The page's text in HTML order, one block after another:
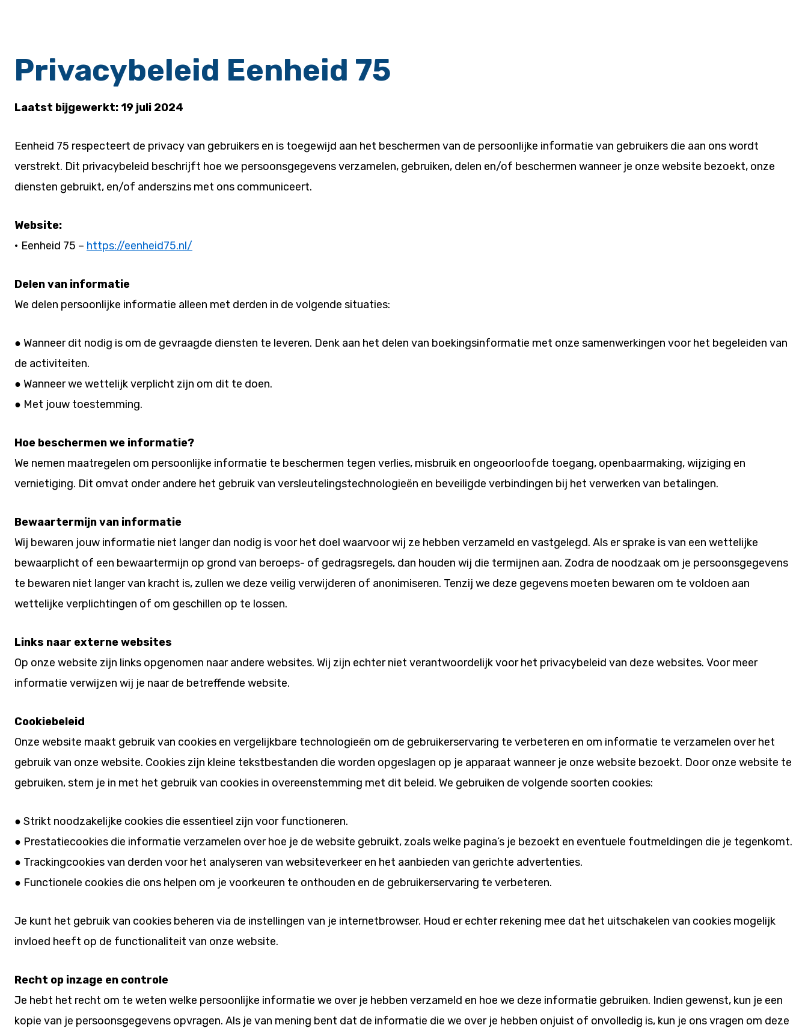
Privacybeleid Eenheid 75
Laatst bijgewerkt: 19 juli 2024
Eenheid 75 respecteert de privacy van gebruikers en is toegewijd aan het beschermen van de persoonlijke informatie van gebruikers die aan ons wordt
verstrekt. Dit privacybeleid beschrijft hoe we persoonsgegevens verzamelen, gebruiken, delen en/of beschermen wanneer je onze website bezoekt, onze
diensten gebruikt, en/of anderszins met ons communiceert.
Website:
• Eenheid 75 – https://eenheid75.nl/
Delen van informatie
We delen persoonlijke informatie alleen met derden in de volgende situaties:
● Wanneer dit nodig is om de gevraagde diensten te leveren. Denk aan het delen van boekingsinformatie met onze samenwerkingen voor het begeleiden van
de activiteiten.
● Wanneer we wettelijk verplicht zijn om dit te doen.
● Met jouw toestemming.
Hoe beschermen we informatie?
We nemen maatregelen om persoonlijke informatie te beschermen tegen verlies, misbruik en ongeoorloofde toegang, openbaarmaking, wijziging en
vernietiging. Dit omvat onder andere het gebruik van versleutelingstechnologieën en beveiligde verbindingen bij het verwerken van betalingen.
Bewaartermijn van informatie
Wij bewaren jouw informatie niet langer dan nodig is voor het doel waarvoor wij ze hebben verzameld en vastgelegd. Als er sprake is van een wettelijke
bewaarplicht of een bewaartermijn op grond van beroeps- of gedragsregels, dan houden wij die termijnen aan. Zodra de noodzaak om je persoonsgegevens
te bewaren niet langer van kracht is, zullen we deze veilig verwijderen of anonimiseren. Tenzij we deze gegevens moeten bewaren om te voldoen aan
wettelijke verplichtingen of om geschillen op te lossen.
Links naar externe websites
Op onze website zijn links opgenomen naar andere websites. Wij zijn echter niet verantwoordelijk voor het privacybeleid van deze websites. Voor meer
informatie verwijzen wij je naar de betreffende website.
Cookiebeleid
Onze website maakt gebruik van cookies en vergelijkbare technologieën om de gebruikerservaring te verbeteren en om informatie te verzamelen over het
gebruik van onze website. Cookies zijn kleine tekstbestanden die worden opgeslagen op je apparaat wanneer je onze website bezoekt. Door onze website te
gebruiken, stem je in met het gebruik van cookies in overeenstemming met dit beleid. We gebruiken de volgende soorten cookies:
● Strikt noodzakelijke cookies die essentieel zijn voor functioneren.
● Prestatiecookies die informatie verzamelen over hoe je de website gebruikt, zoals welke pagina’s je bezoekt en eventuele foutmeldingen die je tegenkomt.
● Trackingcookies van derden voor het analyseren van websiteverkeer en het aanbieden van gerichte advertenties.
● Functionele cookies die ons helpen om je voorkeuren te onthouden en de gebruikerservaring te verbeteren.
Je kunt het gebruik van cookies beheren via de instellingen van je internetbrowser. Houd er echter rekening mee dat het uitschakelen van cookies mogelijk
invloed heeft op de functionaliteit van onze website.
Recht op inzage en controle
Je hebt het recht om te weten welke persoonlijke informatie we over je hebben verzameld en hoe we deze informatie gebruiken. Indien gewenst, kun je een
kopie van je persoonsgegevens opvragen. Als je van mening bent dat de informatie die we over je hebben onjuist of onvolledig is, kun je ons vragen om deze